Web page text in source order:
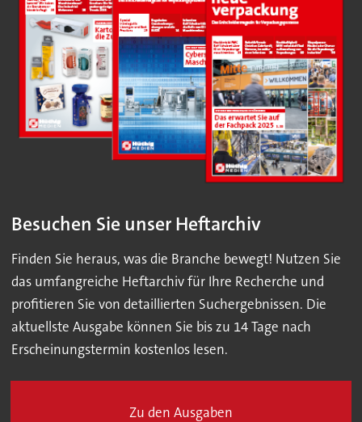
Besuchen Sie unser Heftarchiv
Finden Sie heraus, was die Branche bewegt! Nutzen Sie
das umfangreiche Heftarchiv für Ihre Recherche und
profitieren Sie von detaillierten Suchergebnissen. Die
aktuellste Ausgabe können Sie bis zu 14 Tage nach
Erscheinungstermin kostenlos lesen.
Zu den Ausgaben